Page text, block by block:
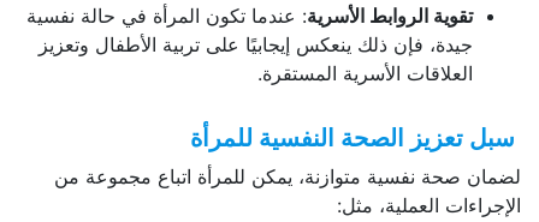
تقوية الروابط الأسرية: عندما تكون المرأة في حالة نفسية
جيدة، فإن ذلك ينعكس إيجابيًا على تربية الأطفال وتعزيز
العلاقات الأسرية المستقرة.
سبل تعزيز الصحة النفسية للمرأة
لضمان صحة نفسية متوازنة، يمكن للمرأة اتباع مجموعة من
الإجراءات العملية، مثل: